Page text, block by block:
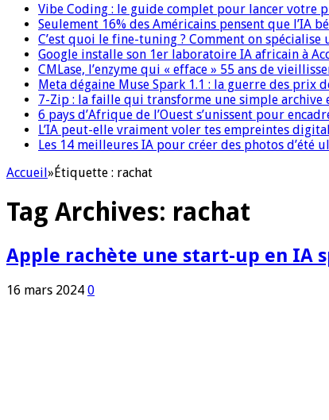
Vibe Coding : le guide complet pour lancer votre
Seulement 16% des Américains pensent que l’IA
C’est quoi le fine-tuning ? Comment on
Google installe son 1er laboratoire IA africain à
CMLase, l’enzyme qui « efface » 55 ans de
Meta dégaine Muse Spark 1.1 : la guerre des prix
7-Zip : la faille qui transforme une simple archive
6 pays d’Afrique de l’Ouest s’unissent pour
L’IA peut-elle vraiment voler tes empreintes
Les 14 meilleures IA pour créer des photos d’été
Accueil»Étiquette : rachat
Tag Archives: rachat
Apple rachète une start-up en IA
16 mars 2024 0